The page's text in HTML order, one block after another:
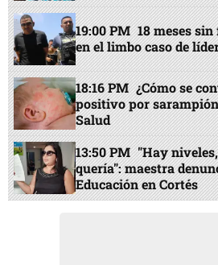
19:00 PM 18 meses
en el limbo caso de
18:16 PM ¿Cómo se
positivo por
Salud
13:50 PM "Hay
quería": maestra
Educación en Cortés